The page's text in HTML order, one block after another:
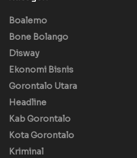
Boalemo
Bone Bolango
Disway
Ekonomi Bisnis
Gorontalo Utara
Headline
Kab Gorontalo
Kota Gorontalo
Kriminal